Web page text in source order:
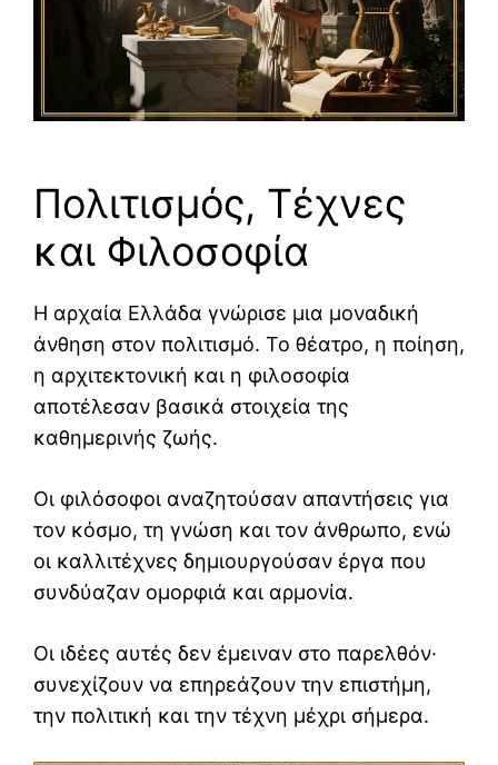
Πολιτισμός, Τέχνες
και Φιλοσοφία
Η αρχαία Ελλάδα γνώρισε μια μοναδική
άνθηση στον πολιτισμό. Το θέατρο, η ποίηση,
η αρχιτεκτονική και η φιλοσοφία
αποτέλεσαν βασικά στοιχεία της
καθημερινής ζωής.
Οι φιλόσοφοι αναζητούσαν απαντήσεις για
τον κόσμο, τη γνώση και τον άνθρωπο, ενώ
οι καλλιτέχνες δημιουργούσαν έργα που
συνδύαζαν ομορφιά και αρμονία.
Οι ιδέες αυτές δεν έμειναν στο παρελθόν·
συνεχίζουν να επηρεάζουν την επιστήμη,
την πολιτική και την τέχνη μέχρι σήμερα.